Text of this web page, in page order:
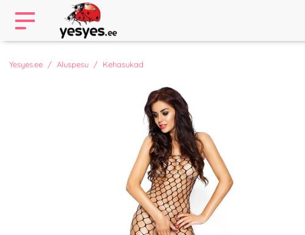
Yesyes.ee Aluspesu Kehasukad